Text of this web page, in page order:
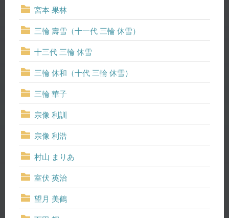
宮本 果林
三輪 壽雪（十一代 三輪 休雪）
十三代 三輪 休雪
三輪 休和（十代 三輪 休雪）
三輪 華子
宗像 利訓
宗像 利浩
村山 まりあ
室伏 英治
望月 美鶴